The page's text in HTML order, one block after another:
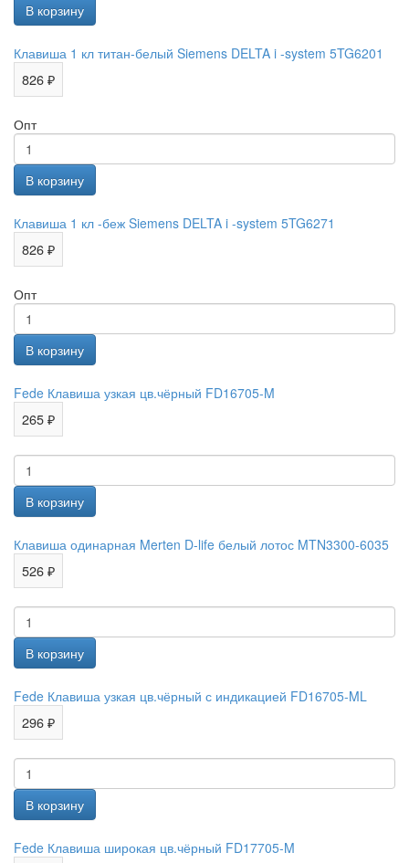
Клавиша 1 кл титан-белый Siemens DELTA i -system 5TG6201
826 ₽
Опт
Клавиша 1 кл -беж Siemens DELTA i -system 5TG6271
826 ₽
Опт
Fede Клавиша узкая цв.чёрный FD16705-M
265 ₽
Клавиша одинарная Merten D-life белый лотос MTN3300-6035
526 ₽
Fede Клавиша узкая цв.чёрный с индикацией FD16705-ML
296 ₽
Fede Клавиша широкая цв.чёрный FD17705-M